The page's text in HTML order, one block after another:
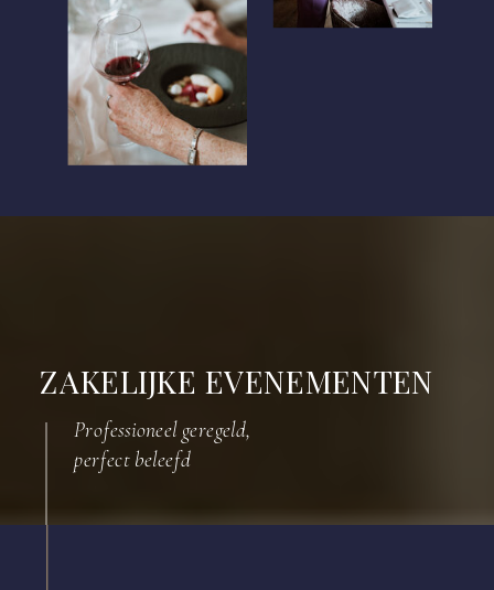
Professioneel geregeld,
perfect beleefd
ZAKELIJKE EVENEMENTEN